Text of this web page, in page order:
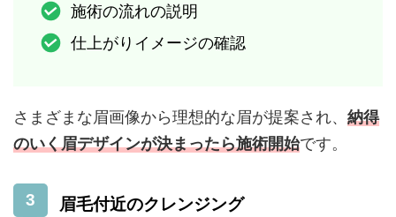
施術の流れの説明
仕上がりイメージの確認
さまざまな眉画像から理想的な眉が提案され、 納得
のいく眉デザインが決まったら施術開始です。
眉毛付近のクレンジング